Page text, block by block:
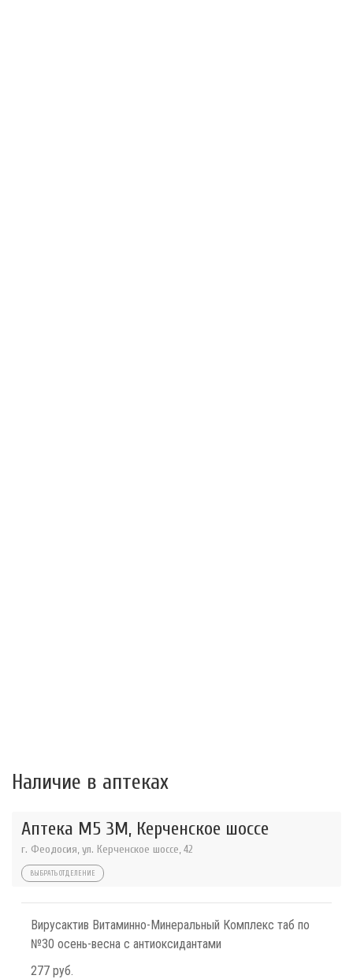
Наличие в аптеках
Аптека М5 3М, Керченское шоссе
г. Феодосия, ул. Керченское шоссе, 42
ВЫБРАТЬ ОТДЕЛЕНИЕ
Вирусактив Витаминно-Минеральный Комплекс таб по
№30 осень-весна с антиоксидантами
277 руб.